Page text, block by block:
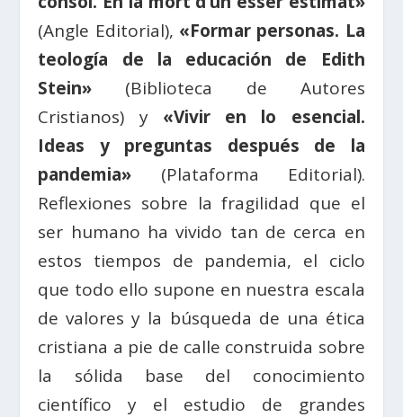
(Angle Editorial), «Formar personas. La
teología de la educación de Edith
Stein» (Biblioteca de Autores
Cristianos) y «Vivir en lo esencial.
Ideas y preguntas después de la
pandemia» (Plataforma Editorial).
Reflexiones sobre la fragilidad que el
ser humano ha vivido tan de cerca en
estos tiempos de pandemia, el ciclo
que todo ello supone en nuestra escala
de valores y la búsqueda de una ética
cristiana a pie de calle construida sobre
la sólida base del conocimiento
científico y el estudio de grandes